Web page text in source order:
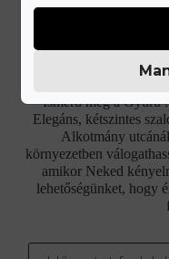
Ismerd meg a Gyűrű
Elegáns, kétszintes
Alkotmány
környezetben
amikor Neked
lehetőségünket, hogy